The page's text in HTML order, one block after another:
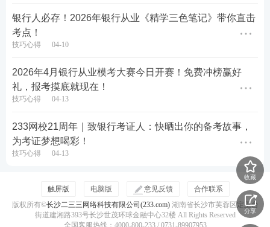
银行人必存！2026年银行从业《精学三色笔记》带你直击
考点！
技巧心得 04-10
2026年4月银行从业模考大赛今日开赛！免费冲榜赢好
礼，报考摸底就现在！
技巧心得 04-13
233网校21周年｜致银行考证人：快晒出你的备考故事，
为考证梦想喝彩！
技巧心得 04-13
收藏
分享
触屏版 电脑版 意见反馈
合作联系
版权所有©长沙二三三网络科技有限公司(233.com)湖南省长沙市芙蓉区定王台
街道建湘路393号长沙世茂环球金融中心32楼 All Rights Reserved